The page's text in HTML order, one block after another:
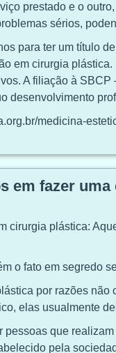
prestado e o
sérios,
para ter um título
em cirurgia
A filiação à
desenvolvimento
medicina-
em fazer
cirurgia plástica:
o fato em segredo
por razões
elas usualmente
pessoas que
pela